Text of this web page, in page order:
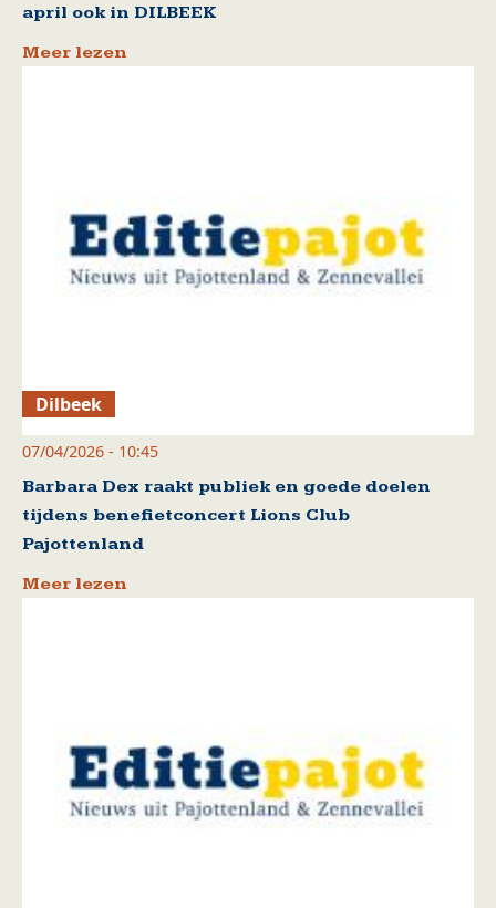
april ook in DILBEEK
Meer lezen
Dilbeek
07/04/2026 - 10:45
Barbara Dex raakt publiek en goede doelen
tijdens benefietconcert Lions Club
Pajottenland
Meer lezen